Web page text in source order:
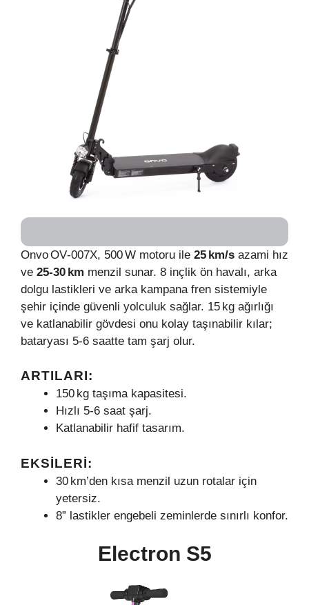
Onvo OV‑007X, 500 W motoru ile 25 km/s azami hız
ve 25‑30 km menzil sunar. 8 inçlik ön havalı, arka
dolgu lastikleri ve arka kampana fren sistemiyle
şehir içinde güvenli yolculuk sağlar. 15 kg ağırlığı
ve katlanabilir gövdesi onu kolay taşınabilir kılar;
bataryası 5‑6 saatte tam şarj olur.
ARTILARI:
150 kg taşıma kapasitesi.
Hızlı 5‑6 saat şarj.
Katlanabilir hafif tasarım.
EKSILERI:
30 km’den kısa menzil uzun rotalar için
yetersiz.
8” lastikler engebeli zeminlerde sınırlı konfor.
Electron S5